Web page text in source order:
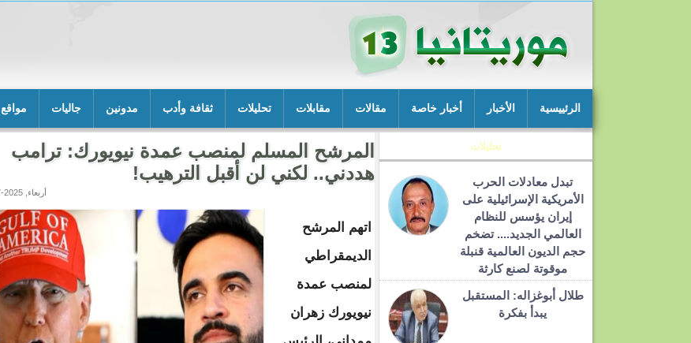
الرئييسية الأخبار أخبار خاصة مقالات مقابلات تحليلات ثقافة وأدب مدونين جاليات مواقع
تحليلات
تبدل معادلات الحرب
الأمريكية الإسرائيلية على
إيران يؤسس للنظام
العالمي الجديد.... تضخم
حجم الديون العالمية قنبلة
موقوتة لصنع كارثة
طلال أبوغزاله: المستقبل
يبدأ بفكرة
المرشح المسلم لمنصب عمدة نيويورك: ترامب
هددني.. لكني لن أقبل الترهيب!
أربعاء, 2025-07-02 08:09
اتهم المرشح
الديمقراطي
لمنصب عمدة
نيويورك زهران